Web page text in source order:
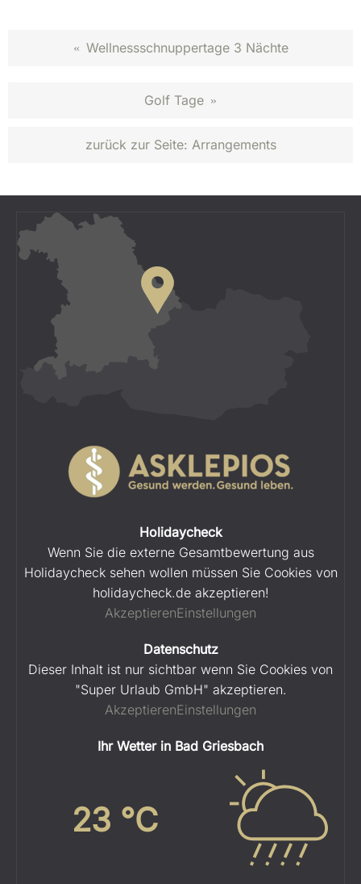
« Wellnessschnuppertage 3 Nächte
Golf Tage »
zurück zur Seite: Arrangements
Holidaycheck
Wenn Sie die externe Gesamtbewertung aus
Holidaycheck sehen wollen müssen Sie Cookies von
holidaycheck.de akzeptieren!
AkzeptierenEinstellungen
Datenschutz
Dieser Inhalt ist nur sichtbar wenn Sie Cookies von
"Super Urlaub GmbH" akzeptieren.
AkzeptierenEinstellungen
Ihr Wetter in Bad Griesbach
23 °C